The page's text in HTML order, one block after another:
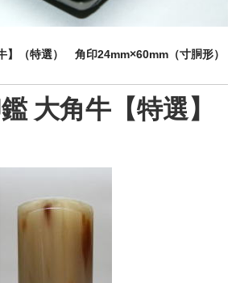
】（特選） 角印24mm×60mm（寸胴形）
大角牛【特選】